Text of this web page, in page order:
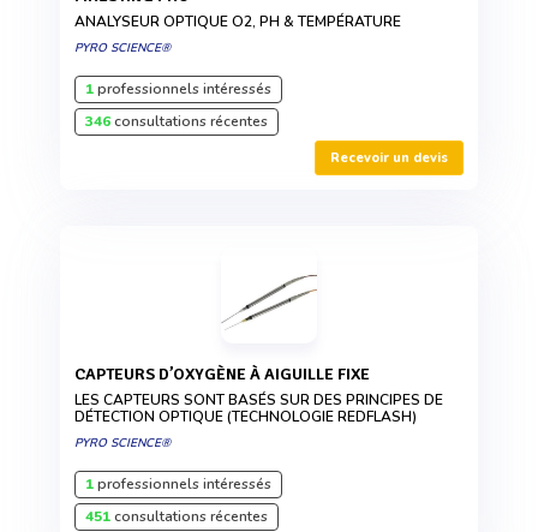
ANALYSEUR OPTIQUE O2, PH & TEMPÉRATURE
PYRO SCIENCE®
1professionnels intéressés
346consultations récentes
Recevoir un devis
CAPTEURS D’OXYGÈNE À AIGUILLE FIXE
LES CAPTEURS SONT BASÉS SUR DES PRINCIPES DE
DÉTECTION OPTIQUE (TECHNOLOGIE REDFLASH)
PYRO SCIENCE®
1professionnels intéressés
451consultations récentes